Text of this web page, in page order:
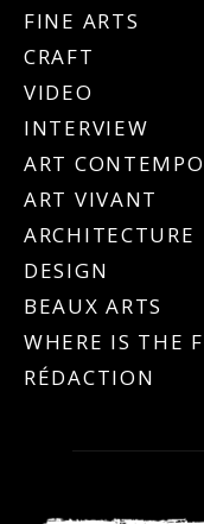
FINE ARTS
CRAFT
VIDEO
INTERVIEW
ART
ART VIVANT
ARCHITECTURE
DESIGN
BEAUX ARTS
WHERE IS THE
RÉDACTION